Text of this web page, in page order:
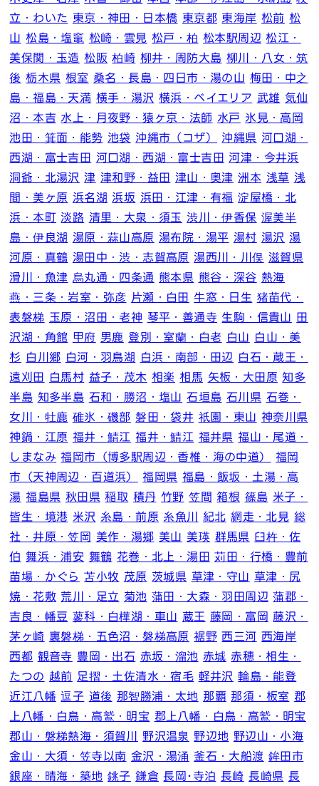
立・わいた 東京・神田・日本橋 東京都 東海岸 松前 松
山 松島・塩竈 松崎・雲見 松戸・柏 松本駅周辺 松江・
美保関・玉造 松阪 柏崎 柳井・周防大島 柳川・八女・筑
後 栃木県 根室 桑名・長島・四日市・湯の山 梅田・中之
島・福島・天満 横手・湯沢 横浜・ベイエリア 武雄 気仙
沼・本吉 水上・月夜野・猿ヶ京・法師 水戸 氷見・高岡
池田・箕面・能勢 池袋 沖縄市（コザ） 沖縄県 河口湖・
西湖・富士吉田 河口湖・西湖・富士吉田 河津・今井浜
洞爺・北湯沢 津 津和野・益田 津山・奥津 洲本 浅草 浅
間・美ヶ原 浜名湖 浜坂 浜田・江津・有福 淀屋橋・北
浜・本町 淡路 清里・大泉・須玉 渋川・伊香保 渥美半
島・伊良湖 湯原・蒜山高原 湯布院・湯平 湯村 湯沢 湯
河原・真鶴 湯田中・渋・志賀高原 湯西川・川俣 滋賀県
滑川・魚津 烏丸通・四条通 熊本県 熊谷・深谷 熱海
燕・三条・岩室・弥彦 片瀬・白田 牛窓・日生 猪苗代・
表磐梯 玉原・沼田・老神 琴平・善通寺 生駒・信貴山 田
沢湖・角館 甲府 男鹿 登別・室蘭・白老 白山 白山・美
杉 白川郷 白河・羽鳥湖 白浜・南部・田辺 白石・蔵王・
遠刈田 白馬村 益子・茂木 相楽 相馬 矢板・大田原 知多
半島 知多半島 石和・勝沼・塩山 石垣島 石川県 石巻・
女川・牡鹿 碓氷・磯部 磐田・袋井 祇園・東山 神奈川県
神鍋・江原 福井・鯖江 福井・鯖江 福井県 福山・尾道・
しまなみ 福岡市（博多駅周辺・香椎・海の中道）
福岡
市（天神周辺・百道浜）
福岡県 福島・飯坂・土湯・高
湯 福島県 秋田県 稲取 積丹 竹野 笠間 箱根 篠島 米子・
皆生・境港 米沢 糸島・前原 糸魚川 紀北 網走・北見 総
社・井原・笠岡 美作・湯郷 美山 美瑛 群馬県 臼杵・佐
伯 舞浜・浦安 舞鶴 花巻・北上・湯田 苅田・行橋・豊前
苗場・かぐら 苫小牧 茂原 茨城県 草津・守山 草津・尻
焼・花敷 荒川・足立 菊池 蒲田・大森・羽田周辺 蒲郡・
吉良・幡豆 蓼科・白樺湖・車山 蔵王 藤岡・富岡 藤沢・
茅ヶ崎 裏磐梯・五色沼・磐梯高原 裾野 西三河 西海岸
西都 観音寺 豊岡・出石 赤坂・溜池 赤城 赤穂・相生・
たつの 越前 足摺・土佐清水・宿毛 軽井沢 輪島・能登
近江八幡 逗子 道後 那智勝浦・太地 那覇 那須・板室 郡
上八幡・白鳥・高鷲・明宝 郡上八幡・白鳥・高鷲・明宝
郡山・磐梯熱海・須賀川
野沢温泉 野辺地 野辺山・小海
金山・大須・笠寺以南 金沢・湯涌 釜石・大船渡 鉾田市
銀座・晴海・築地 銚子 鎌倉 長岡･寺泊 長崎 長崎県 長